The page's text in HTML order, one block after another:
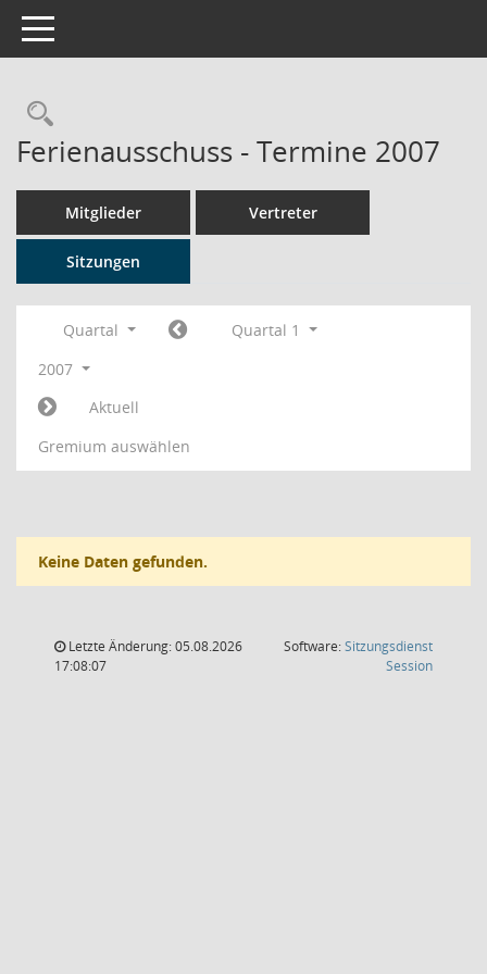
Toggle navigation
Rechercheauswahl
Ferienausschuss - Termine 2007
Mitglieder Vertreter
Sitzungen
Quartal
Quartal 1
2007
Aktuell
Gremium auswählen
Keine Daten gefunden.
Letzte Änderung: 05.08.2026
17:08:07
Software:Sitzungsdienst
Session(Wird in